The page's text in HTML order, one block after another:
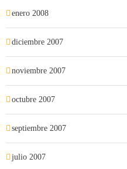
enero 2008
diciembre 2007
noviembre 2007
octubre 2007
septiembre 2007
julio 2007